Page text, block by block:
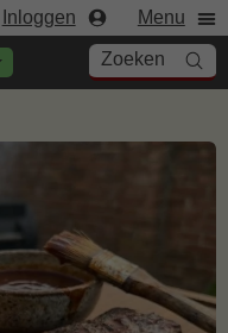
Inloggen Menu
Zoeken